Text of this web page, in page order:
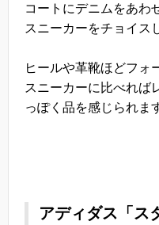
コートにデニムをあわ
スニーカーをチョイス
ヒールや革靴ほどフォ
スニーカーに比べれば
っぽく品を感じられま
アディダス「ス